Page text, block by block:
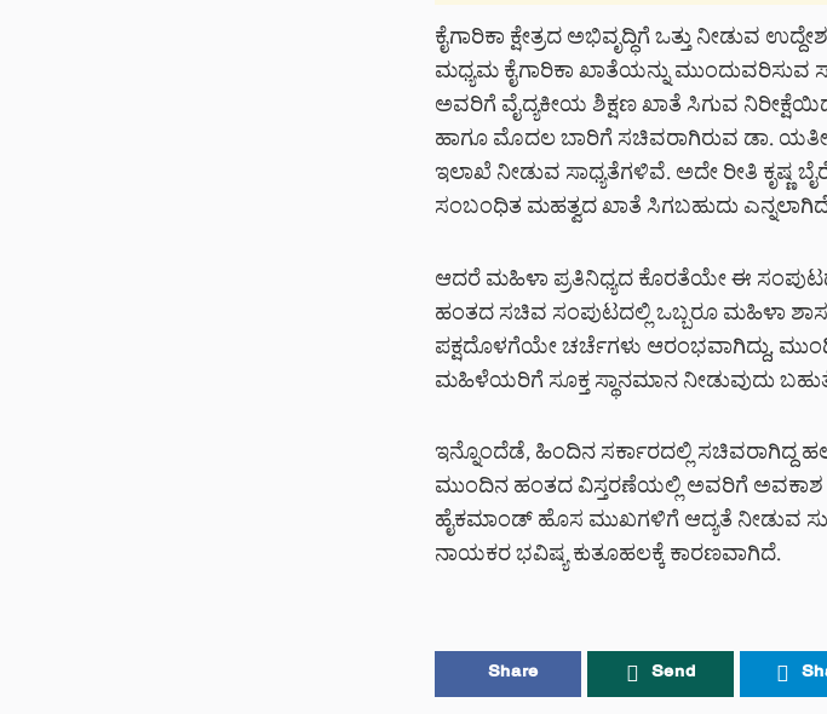
ಕೈಗಾರಿಕಾ ಕ್ಷೇತ್ರದ ಅಭಿವೃದ್ಧಿಗೆ ಒತ್ತು ನೀಡುವ
ಮಧ್ಯಮ ಕೈಗಾರಿಕಾ ಖಾತೆಯನ್ನು ಮುಂದುವರಿಸುವ
ಅವರಿಗೆ ವೈದ್ಯಕೀಯ ಶಿಕ್ಷಣ ಖಾತೆ ಸಿಗುವ
ಹಾಗೂ ಮೊದಲ ಬಾರಿಗೆ ಸಚಿವರಾಗಿರುವ ಡಾ.
ಇಲಾಖೆ ನೀಡುವ ಸಾಧ್ಯತೆಗಳಿವೆ. ಅದೇ ರೀತಿ ಕೃಷ್ಣ
ಸಂಬಂಧಿತ ಮಹತ್ವದ ಖಾತೆ ಸಿಗಬಹುದು
ಆದರೆ ಮಹಿಳಾ ಪ್ರತಿನಿಧ್ಯದ ಕೊರತೆಯೇ ಈ
ಹಂತದ ಸಚಿವ ಸಂಪುಟದಲ್ಲಿ ಒಬ್ಬರೂ ಮಹಿಳಾ
ಪಕ್ಷದೊಳಗೆಯೇ ಚರ್ಚೆಗಳು ಆರಂಭವಾಗಿದ್ದು,
ಮಹಿಳೆಯರಿಗೆ ಸೂಕ್ತ ಸ್ಥಾನಮಾನ ನೀಡುವುದು
ಇನ್ನೊಂದೆಡೆ, ಹಿಂದಿನ ಸರ್ಕಾರದಲ್ಲಿ ಸಚಿವರಾಗಿದ್ದ
ಮುಂದಿನ ಹಂತದ ವಿಸ್ತರಣೆಯಲ್ಲಿ ಅವರಿಗೆ ಅವಕಾಶ
ಹೈಕಮಾಂಡ್ ಹೊಸ ಮುಖಗಳಿಗೆ ಆದ್ಯತೆ ನೀಡುವ
ನಾಯಕರ ಭವಿಷ್ಯ ಕುತೂಹಲಕ್ಕೆ ಕಾರಣವಾಗಿದೆ.
Share Send